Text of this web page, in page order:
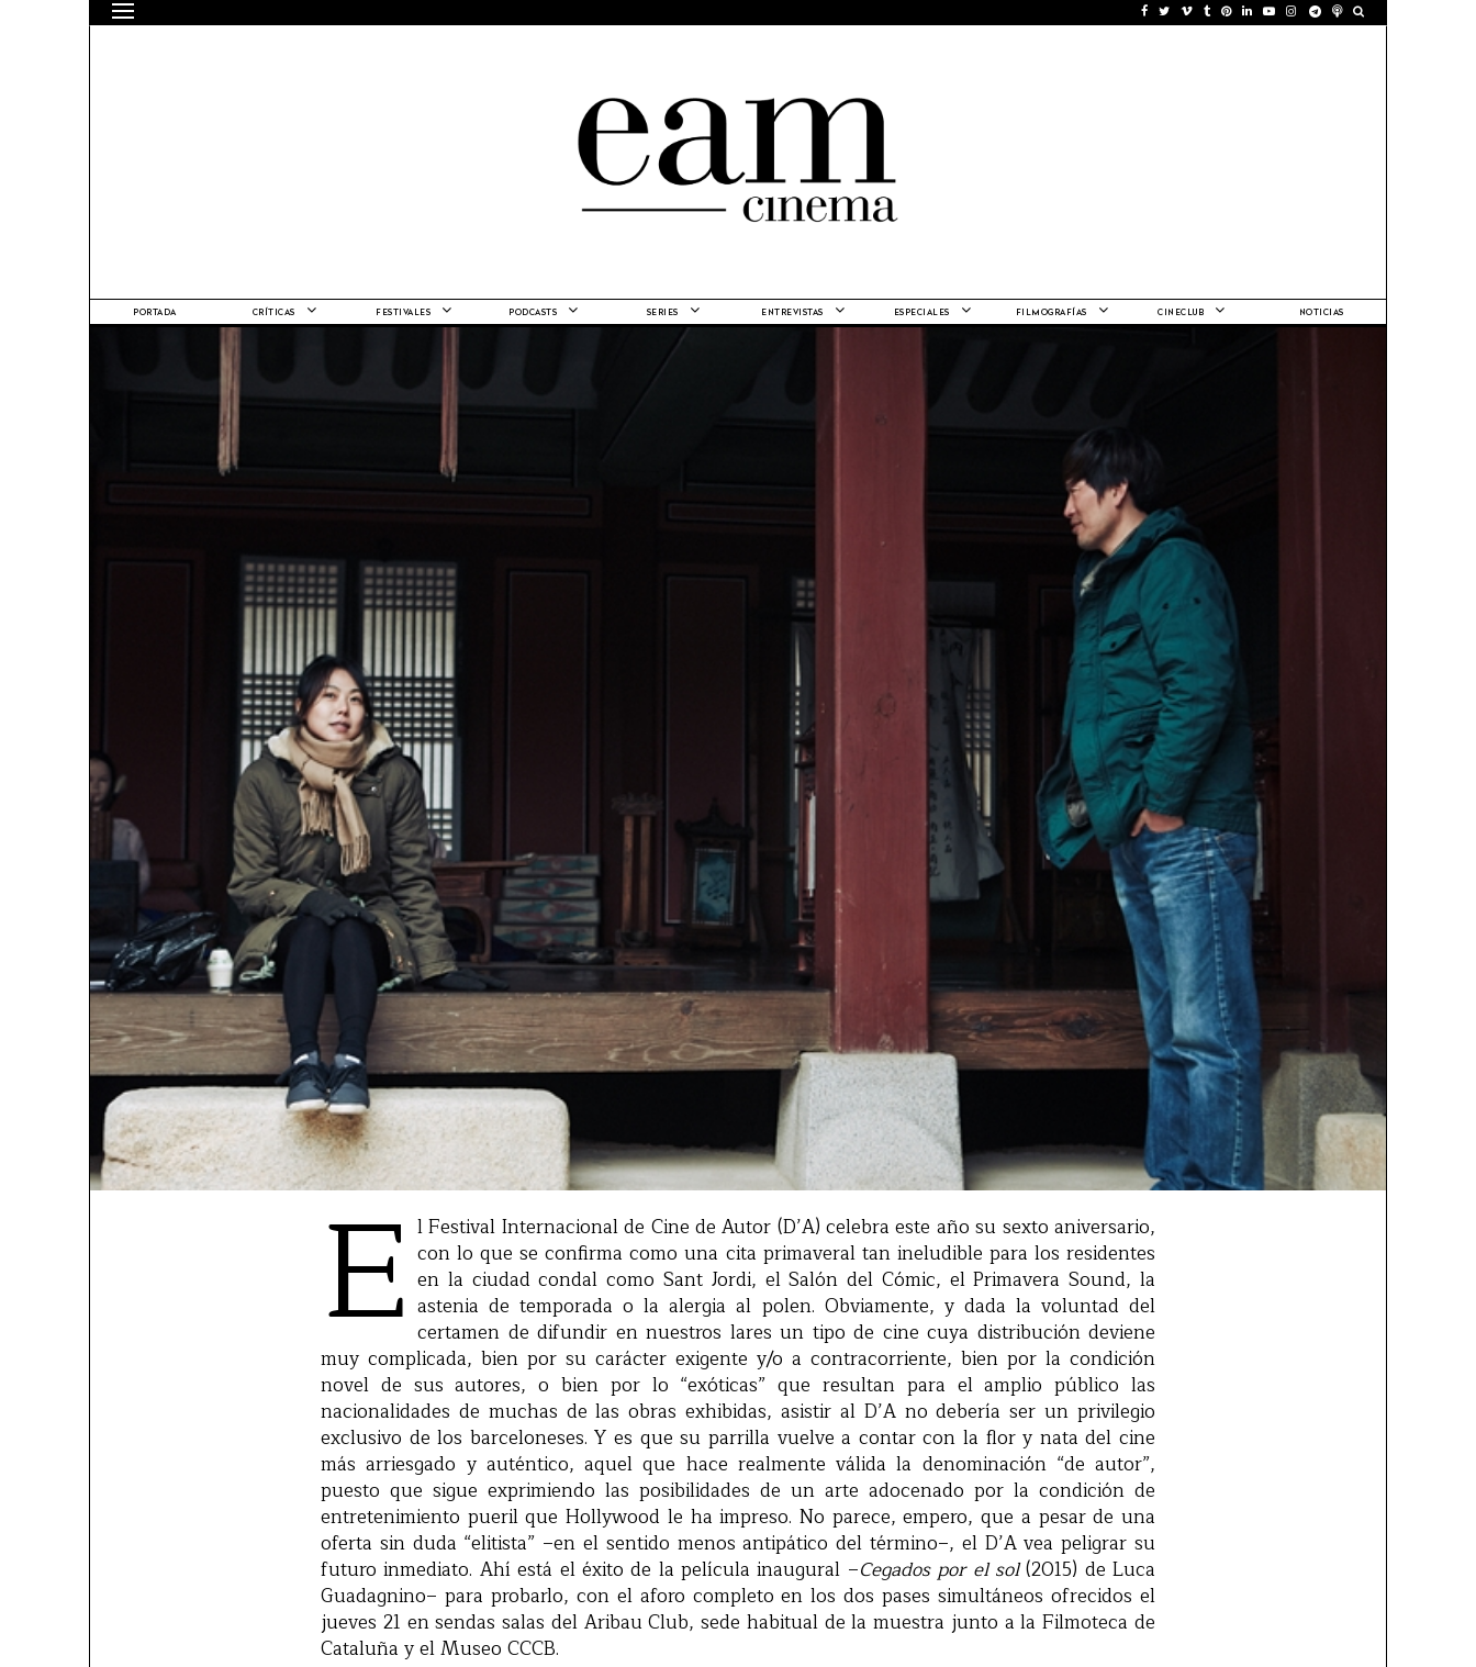
PORTADA CRÍTICAS FESTIVALES PODCASTS SERIES ENTREVISTAS ESPECIALES FILMOGRAFÍAS CINECLUB NOTICIAS
E l Festival Internacional de Cine de Autor (D’A) celebra este año su sexto aniversario,
con lo que se confirma como una cita primaveral tan ineludible para los residentes
en la ciudad condal como Sant Jordi, el Salón del Cómic, el Primavera Sound, la
astenia de temporada o la alergia al polen. Obviamente, y dada la voluntad del
certamen de difundir en nuestros lares un tipo de cine cuya distribución deviene
muy complicada, bien por su carácter exigente y/o a contracorriente, bien por la condición
novel de sus autores, o bien por lo “exóticas” que resultan para el amplio público las
nacionalidades de muchas de las obras exhibidas, asistir al D’A no debería ser un privilegio
exclusivo de los barceloneses. Y es que su parrilla vuelve a contar con la flor y nata del cine
más arriesgado y auténtico, aquel que hace realmente válida la denominación “de autor”,
puesto que sigue exprimiendo las posibilidades de un arte adocenado por la condición de
entretenimiento pueril que Hollywood le ha impreso. No parece, empero, que a pesar de una
oferta sin duda “elitista” –en el sentido menos antipático del término–, el D’A vea peligrar su
futuro inmediato. Ahí está el éxito de la película inaugural –Cegados por el sol(2015) de Luca
Guadagnino– para probarlo, con el aforo completo en los dos pases simultáneos ofrecidos el
jueves 21 en sendas salas del Aribau Club, sede habitual de la muestra junto a la Filmoteca de
Cataluña y el Museo CCCB.